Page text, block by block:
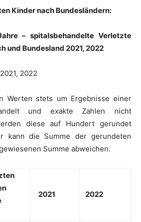
Kinder nach Bundesländern:
– spitalsbehandelte Verletzte
und Bundesland 2021, 2022
2022
Werten stets um Ergebnisse einer
und exakte Zahlen nicht
diese auf Hundert gerundet
kann die Summe der gerundeten
Summe abweichen.
2021 2022